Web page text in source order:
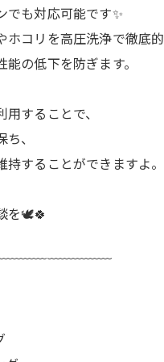
でも対応可能です✨
ホコリを高圧洗浄で徹底的
の低下を防ぎます。
することで、
、
することができますよ。
を🕊️🍀